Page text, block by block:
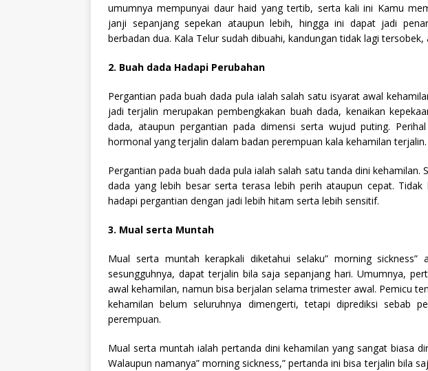
umumnya mempunyai daur haid yang tertib, serta kali ini Kamu
janji sepanjang sepekan ataupun lebih, hingga ini dapat jadi
berbadan dua. Kala Telur sudah dibuahi, kandungan tidak lagi
2. Buah dada Hadapi Perubahan
Pergantian pada buah dada pula ialah salah satu isyarat awal
jadi terjalin merupakan pembengkakan buah dada, kenaikan
dada, ataupun pergantian pada dimensi serta wujud puting.
hormonal yang terjalin dalam badan perempuan kala kehamilan terjalin.
Pergantian pada buah dada pula ialah salah satu tanda dini kehamilan.
dada yang lebih besar serta terasa lebih perih ataupun cepat.
hadapi pergantian dengan jadi lebih hitam serta lebih sensitif.
3. Mual serta Muntah
Mual serta muntah kerapkali diketahui selaku” morning
sesungguhnya, dapat terjalin bila saja sepanjang hari. Umumnya,
awal kehamilan, namun bisa berjalan selama trimester awal. Pemicu
kehamilan belum seluruhnya dimengerti, tetapi diprediksi sebab
perempuan.
Mual serta muntah ialah pertanda dini kehamilan yang sangat biasa
Walaupun namanya” morning sickness,” pertanda ini bisa terjalin bila